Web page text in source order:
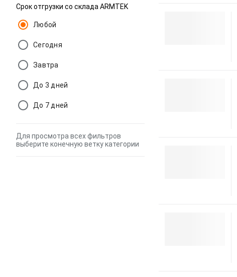
Срок отгрузки со склада ARMTEK
Любой
Сегодня
Завтра
До 3 дней
До 7 дней
Для просмотра всех фильтров
выберите конечную ветку категории